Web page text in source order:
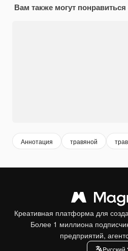
Вам также могут
Аннотация травяной
Креативная платформа для
Более 1 миллиона
предприятий,
Pусский